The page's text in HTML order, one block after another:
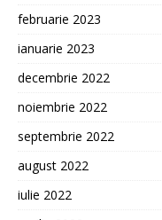
februarie 2023
ianuarie 2023
decembrie 2022
noiembrie 2022
septembrie 2022
august 2022
iulie 2022